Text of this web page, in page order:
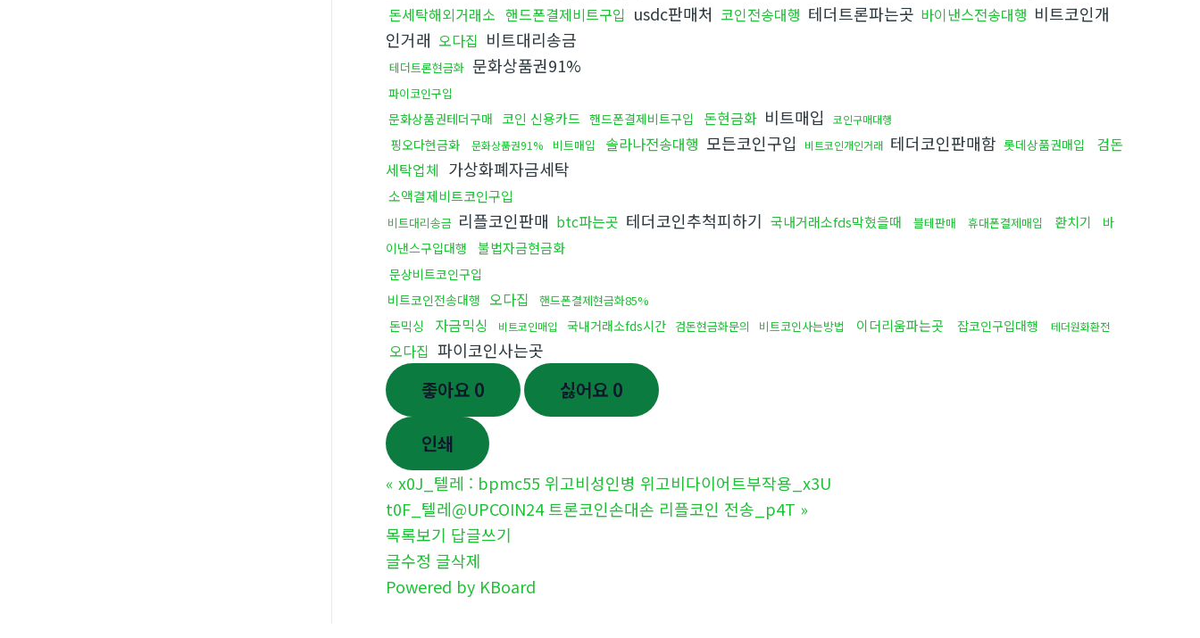
돈세탁해외거래소 핸드폰결제비트구입 usdc판매처 코인전송대행 테더트론파는곳 바이낸스전송대행 비트코인개
인거래 오다집 비트대리송금
테더트론현금화 문화상품권91%
파이코인구입
문화상품권테더구매 코인 신용카드 핸드폰결제비트구입 돈현금화 비트매입 코인구매대행
핑오다현금화 문화상품권91% 비트매입 솔라나전송대행 모든코인구입 비트코인개인거래 테더코인판매함 롯데상품권매입
검돈
세탁업체 가상화폐자금세탁
소액결제비트코인구입
비트대리송금 리플코인판매 btc파는곳 테더코인추척피하기 국내거래소fds막혔을때 블테판매 휴대폰결제매입 환치기
바
이낸스구입대행
불법자금현금화
문상비트코인구입
비트코인전송대행 오다집 핸드폰결제현금화85%
돈믹싱 자금믹싱 비트코인매입 국내거래소fds시간 검돈현금화문의 비트코인사는방법 이더리움파는곳 잡코인구입대행 테더원화환전
오다집 파이코인사는곳
좋아요 0 싫어요 0
인쇄
« x0J_텔레 : bpmc55 위고비성인병 위고비다이어트부작용_x3U
t0F_텔레@UPCOIN24 트론코인손대손 리플코인 전송_p4T »
목록보기 답글쓰기
글수정 글삭제
Powered by KBoard